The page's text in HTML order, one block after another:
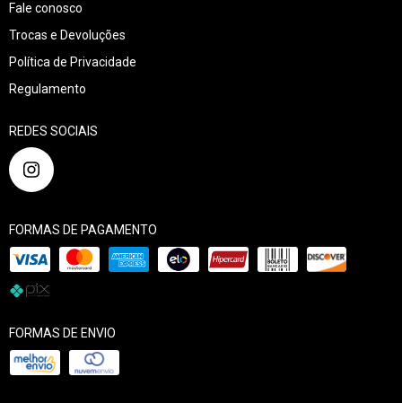
Fale conosco
Trocas e Devoluções
Política de Privacidade
Regulamento
REDES SOCIAIS
FORMAS DE PAGAMENTO
FORMAS DE ENVIO